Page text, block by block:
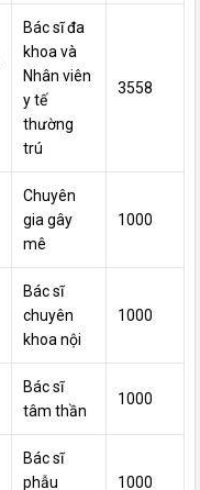
Bác sĩ đa
khoa và
Nhân viên
y tế
thường
trú
3558
Chuyên
gia gây
mê
1000
Bác sĩ
chuyên
khoa nội
1000
Bác sĩ
tâm thần
1000
Bác sĩ
phẫu
1000